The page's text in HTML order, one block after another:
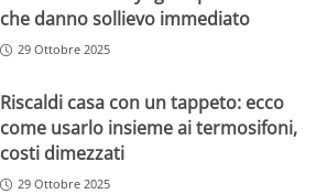
che danno sollievo immediato
29 Ottobre 2025
Riscaldi casa con un tappeto: ecco
come usarlo insieme ai termosifoni,
costi dimezzati
29 Ottobre 2025